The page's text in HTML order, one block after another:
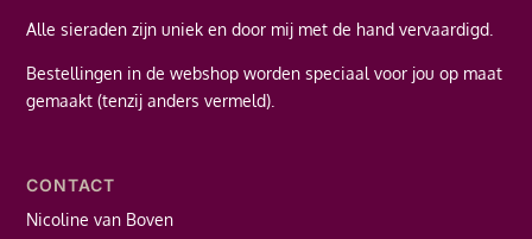
Alle sieraden zijn uniek en door mij met de hand vervaardigd.
Bestellingen in de webshop worden speciaal voor jou op maat
gemaakt (tenzij anders vermeld).
CONTACT
Nicoline van Boven